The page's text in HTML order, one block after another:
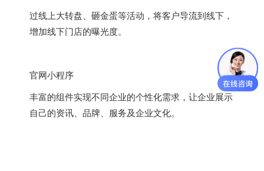
过线上大转盘、砸金蛋等活动，将客户导流到线下，
增加线下门店的曝光度。
官网小程序
丰富的组件实现不同企业的个性化需求，让企业展示
自己的资讯、品牌、服务及企业文化。